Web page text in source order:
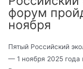
форум
ноября
Пятый Российский
— 1 ноября 2025 года